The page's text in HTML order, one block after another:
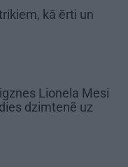
kā ērti un
Lionela Mesi
dzimtenē uz